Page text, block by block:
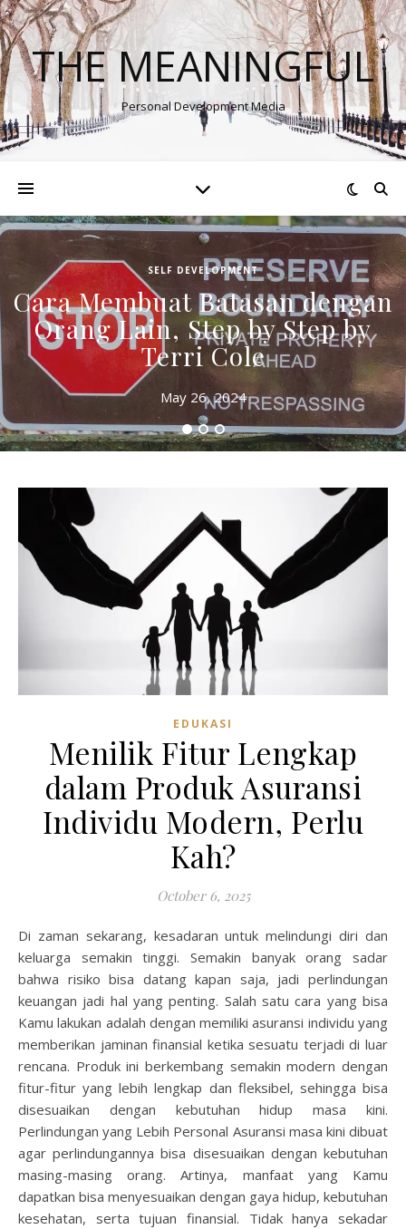
THE MEANINGFUL
Personal Development Media
SELF DEVELOPMENT
Cara Membuat Batasan dengan
Orang Lain, Step by Step by
Terri Cole
May 26, 2024
EDUKASI
Menilik Fitur Lengkap
dalam Produk Asuransi
Individu Modern, Perlu
Kah?
October 6, 2025
Di zaman sekarang, kesadaran untuk melindungi diri dan
keluarga semakin tinggi. Semakin banyak orang sadar
bahwa risiko bisa datang kapan saja, jadi perlindungan
keuangan jadi hal yang penting. Salah satu cara yang bisa
Kamu lakukan adalah dengan memiliki asuransi individu yang
memberikan jaminan finansial ketika sesuatu terjadi di luar
rencana. Produk ini berkembang semakin modern dengan
fitur-fitur yang lebih lengkap dan fleksibel, sehingga bisa
disesuaikan dengan kebutuhan hidup masa kini.
Perlindungan yang Lebih Personal Asuransi masa kini dibuat
agar perlindungannya bisa disesuaikan dengan kebutuhan
masing-masing orang. Artinya, manfaat yang Kamu
dapatkan bisa menyesuaikan dengan gaya hidup, kebutuhan
kesehatan, serta tujuan finansial. Tidak hanya sekadar